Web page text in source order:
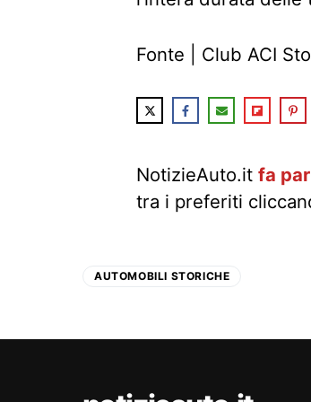
Fonte | Club ACI
NotizieAuto.it fa
tra i preferiti
AUTOMOBILI STORICHE